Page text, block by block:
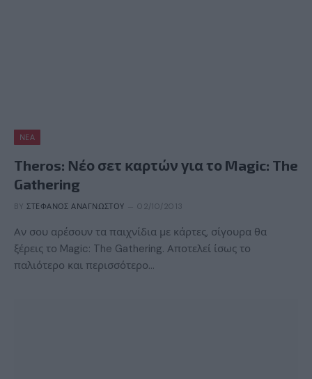
ΝΈΑ
Theros: Νέο σετ καρτών για το Magic: The
Gathering
BY ΣΤΈΦΑΝΟΣ ΑΝΑΓΝΏΣΤΟΥ 02/10/2013
Αν σου αρέσουν τα παιχνίδια με κάρτες, σίγουρα θα
ξέρεις το Magic: The Gathering. Αποτελεί ίσως το
παλιότερο και περισσότερο…